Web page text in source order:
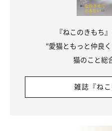
『ねこのきもち
“愛猫ともっと仲良
猫のこと総
雑誌『ねこ